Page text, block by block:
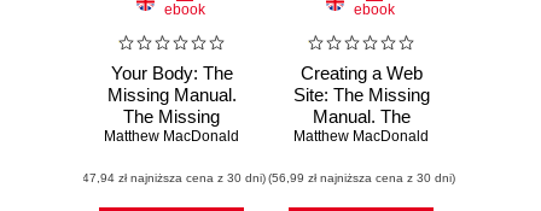
ebook
Your Body: The
Missing Manual.
The Missing
Manual
Matthew MacDonald
(47,94 zł najniższa cena z 30 dni)
ebook
Creating a Web
Site: The Missing
Manual. The
Missing Manual.
Matthew MacDonald
(56,99 zł najniższa cena z 30 dni)